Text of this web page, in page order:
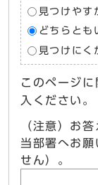
見つけやす
どちらとも
見つけにく
このページ
入ください。
（注意）お
当部署へお
せん）。